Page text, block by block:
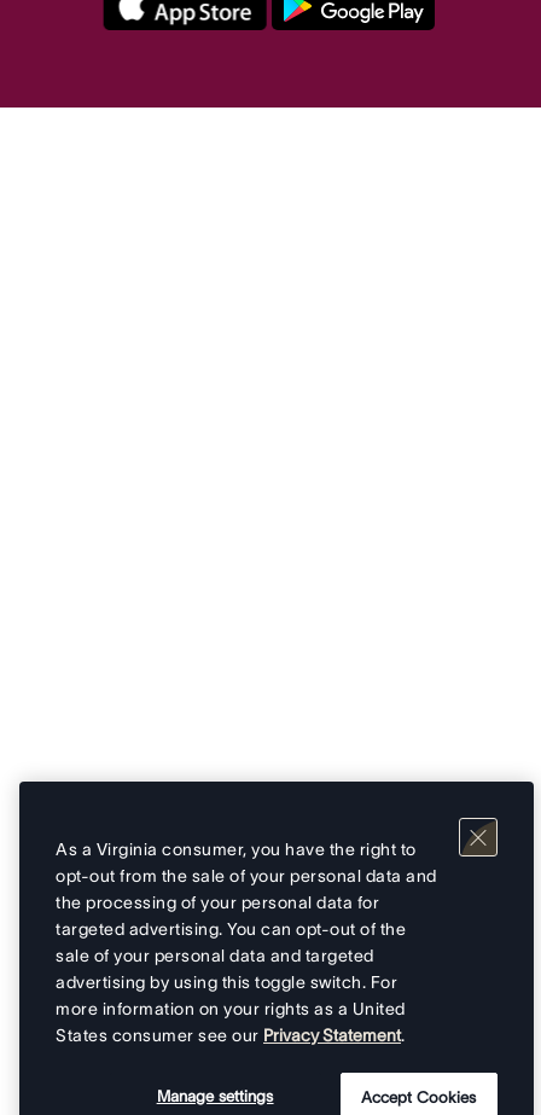
As a Virginia consumer, you have the right to
opt-out from the sale of your personal data and
the processing of your personal data for
targeted advertising. You can opt-out of the
sale of your personal data and targeted
advertising by using this toggle switch. For
more information on your rights as a United
States consumer see our Privacy Statement.
Manage settings Accept Cookies